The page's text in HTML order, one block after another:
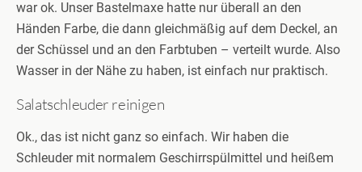
war ok. Unser Bastelmaxe hatte nur überall an den
Händen Farbe, die dann gleichmäßig auf dem Deckel, an
der Schüssel und an den Farbtuben – verteilt wurde. Also
Wasser in der Nähe zu haben, ist einfach nur praktisch.
Salatschleuder reinigen
Ok., das ist nicht ganz so einfach. Wir haben die
Schleuder mit normalem Geschirrspülmittel und heißem